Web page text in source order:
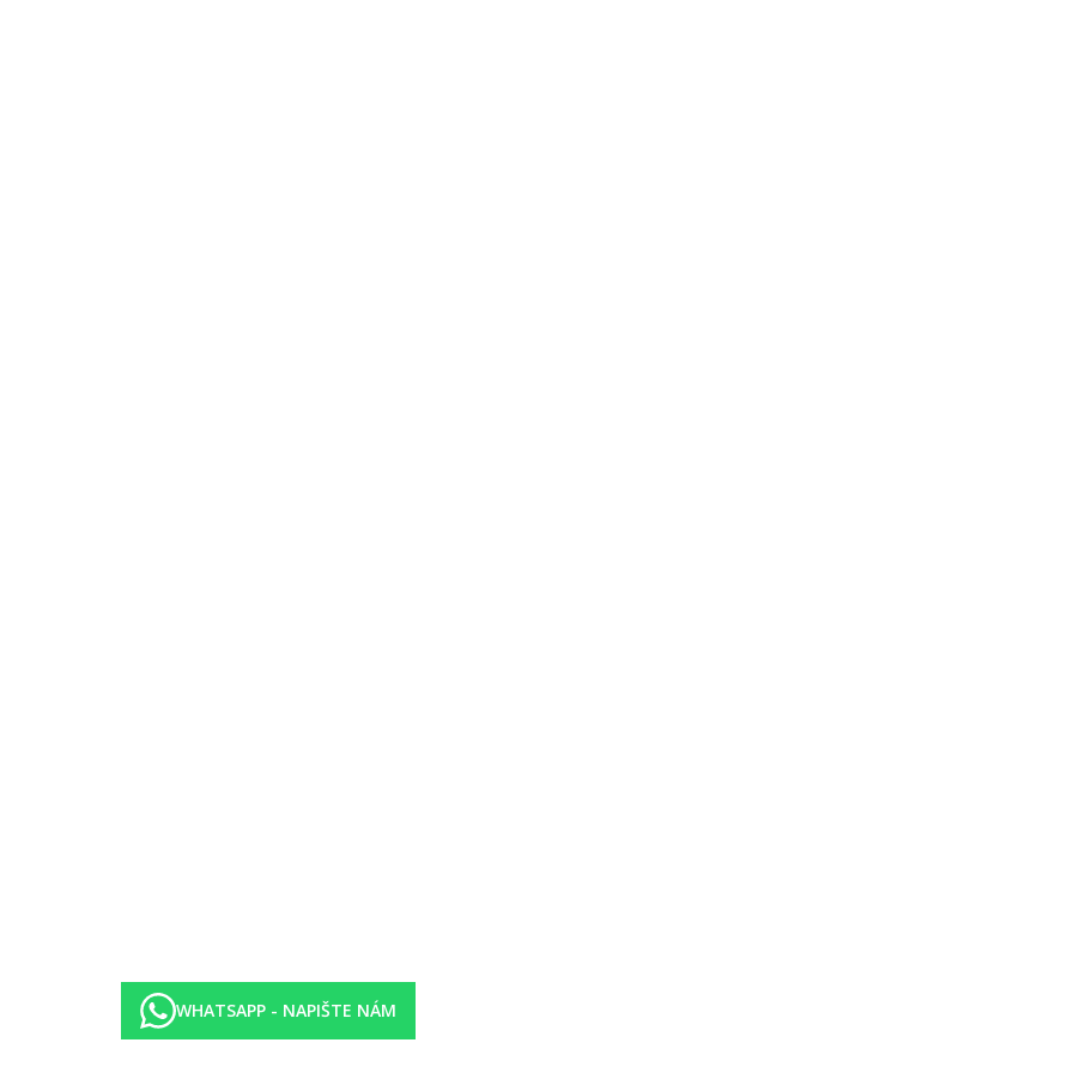
zdarma. Hotel má k dispozici parkoviště, které je zdarma. Wi-fi internet je ve společných prostorách zdarma. Děti si užijí spoustu
vanou a fénem, klimatizace, telefon, SAT/TV, DVD, minibar (za poplatek), trezor (za poplatek) a balkon nebo terasa. Další popis
termínů
bazénem, saunou, vířivkou a možností masáží
WHATSAPP - NAPIŠTE NÁM